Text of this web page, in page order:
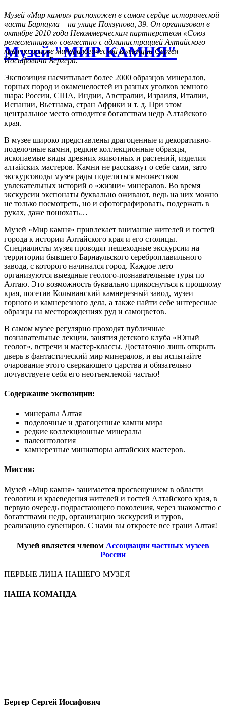
Музей "МИР КАМНЯ"
Музей «Мир камня» расположен в самом сердце исторической
части Барнаула – на улице Ползунова, 39. Он организован в
октябре 2010 года Некоммерческим партнерством «Союз
ремесленников» совместно с администрацией Алтайского
края на основе минералогической коллекции Сергея
Иосифовича Бергера.
Экспозиция насчитывает более 2000 образцов минералов,
горных пород и окаменелостей из разных уголков земного
шара: России, США, Индии, Австралии, Израиля, Италии,
Испании, Вьетнама, стран Африки и т. д. При этом
центральное место отводится богатствам недр Алтайского
края.
В музее широко представлены драгоценные и декоративно-
поделочные камни, редкие коллекционные образцы,
ископаемые виды древних животных и растений, изделия
алтайских мастеров. Камни не расскажут о себе сами, зато
экскурсоводы музея рады поделиться множеством
увлекательных историй о «жизни» минералов. Во время
экскурсии экспонаты буквально оживают, ведь на них можно
не только посмотреть, но и сфотографировать, подержать в
руках, даже понюхать…
Музей «Мир камня» привлекает внимание жителей и гостей
города к истории Алтайского края и его столицы.
Специалисты музея проводят пешеходные экскурсии на
территории бывшего Барнаульского сереброплавильного
завода, с которого начинался город. Каждое лето
организуются выездные геолого-познавательные туры по
Алтаю. Это возможность буквально прикоснуться к прошлому
края, посетив Колыванский камнерезный завод, музеи
горного и камнерезного дела, а также найти себе интересные
образцы на месторождениях руд и самоцветов.
В самом музее регулярно проходят публичные
познавательные лекции, занятия детского клуба «Юный
геолог», встречи и мастер-классы. Достаточно лишь открыть
дверь в фантастический мир минералов, и вы испытайте
очарование этого сверкающего царства и обязательно
почувствуете себя его неотъемлемой частью!
Содержание экспозиции:
минералы Алтая
поделочные и драгоценные камни мира
редкие коллекционные минералы
палеонтология
камнерезные миниатюры алтайских мастеров.
Миссия:
Музей «Мир камня» занимается просвещением в области
геологии и краеведения жителей и гостей Алтайского края, в
первую очередь подрастающего поколения, через знакомство с
богатствами недр, организацию экскурсий и туров,
реализацию сувениров. С нами вы откроете все грани Алтая!
Музей является членом Ассоциации частных музеев
России
ПЕРВЫЕ ЛИЦА НАШЕГО МУЗЕЯ
НАША КОМАНДА
Бергер Сергей Иосифович